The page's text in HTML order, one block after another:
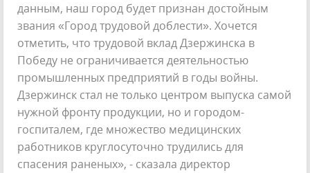
данным, наш город будет признан достойным
звания «Город трудовой доблести». Хочется
отметить, что трудовой вклад Дзержинска в
Победу не ограничивается деятельностью
промышленных предприятий в годы войны.
Дзержинск стал не только центром выпуска самой
нужной фронту продукции, но и городом-
госпиталем, где множество медицинских
работников круглосуточно трудились для
спасения раненых», - сказала директор